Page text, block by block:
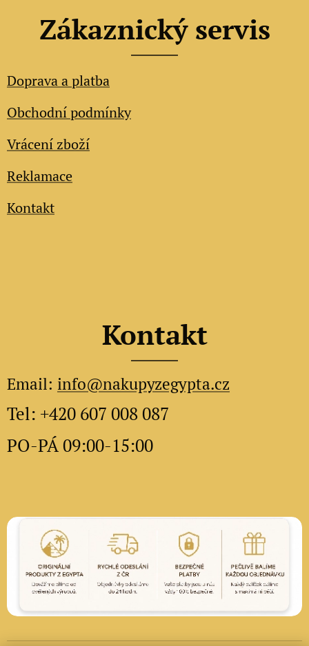
Zákaznický servis
Doprava a platba
Obchodní podmínky
Vrácení zboží
Reklamace
Kontakt
Kontakt
Email: info@nakupyzegypta.cz
Tel: +420 607 008 087
PO-PÁ 09:00-15:00